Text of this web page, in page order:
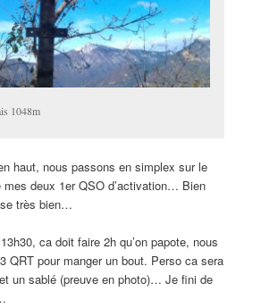
1048m
haut, nous passons en simplex sur le
mes deux 1er QSO d’activation… Bien
très bien…
ca doit faire 2h qu’on papote, nous
QRT pour manger un bout. Perso ca sera
un sablé (preuve en photo)… Je fini de